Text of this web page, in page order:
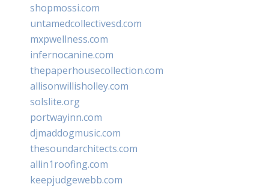
shopmossi.com
untamedcollectivesd.com
mxpwellness.com
infernocanine.com
thepaperhousecollection.com
allisonwillisholley.com
solslite.org
portwayinn.com
djmaddogmusic.com
thesoundarchitects.com
allin1roofing.com
keepjudgewebb.com